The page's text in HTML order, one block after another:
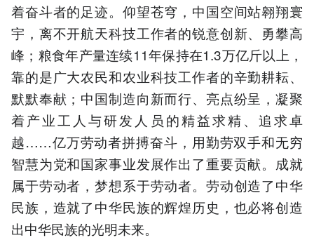
着奋斗者的足迹。仰望苍穹，中国空间站翱翔寰
宇，离不开航天科技工作者的锐意创新、勇攀高
峰；粮食年产量连续11年保持在1.3万亿斤以上，
靠的是广大农民和农业科技工作者的辛勤耕耘、
默默奉献；中国制造向新而行、亮点纷呈，凝聚
着产业工人与研发人员的精益求精、追求卓
越……亿万劳动者拼搏奋斗，用勤劳双手和无穷
智慧为党和国家事业发展作出了重要贡献。成就
属于劳动者，梦想系于劳动者。劳动创造了中华
民族，造就了中华民族的辉煌历史，也必将创造
出中华民族的光明未来。